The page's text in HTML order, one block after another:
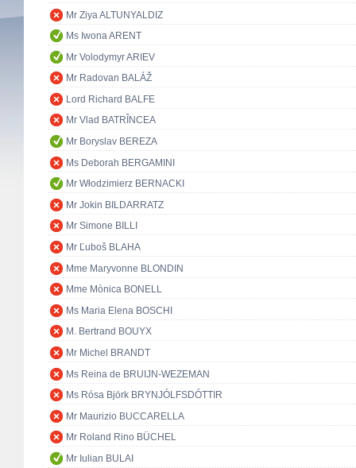
Mr Ziya ALTUNYALDIZ
Ms Iwona ARENT
Mr Volodymyr ARIEV
Mr Radovan BALÁŽ
Lord Richard BALFE
Mr Vlad BATRÎNCEA
Mr Boryslav BEREZA
Ms Deborah BERGAMINI
Mr Włodzimierz BERNACKI
Mr Jokin BILDARRATZ
Mr Simone BILLI
Mr Ľuboš BLAHA
Mme Maryvonne BLONDIN
Mme Mònica BONELL
Ms Maria Elena BOSCHI
M. Bertrand BOUYX
Mr Michel BRANDT
Ms Reina de BRUIJN-WEZEMAN
Ms Rósa Björk BRYNJÓLFSDÓTTIR
Mr Maurizio BUCCARELLA
Mr Roland Rino BÜCHEL
Mr Iulian BULAI